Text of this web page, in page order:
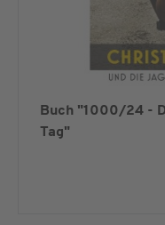
Buch "1000/24 -
Tag"